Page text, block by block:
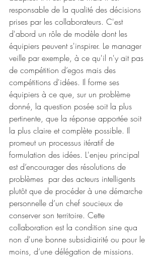
responsable de la qualité des décisions
prises par les collaborateurs. C'est
d'abord un rôle de modèle dont les
équipiers peuvent s'inspirer. Le manager
veille par exemple, à ce qu'il n'y ait pas
de compétition d’egos mais des
compétitions d'idées. Il forme ses
équipiers à ce que, sur un problème
donné, la question posée soit la plus
pertinente, que la réponse apportée soit
la plus claire et complète possible. Il
promeut un processus itératif de
formulation des idées. L'enjeu principal
est d’encourager des résolutions de
problèmes  par des acteurs intelligents
plutôt que de procéder à une démarche
personnelle d’un chef soucieux de
conserver son territoire. Cette
collaboration est la condition sine qua
non d'une bonne subsidiairité ou pour le
moins, d’une délégation de missions.